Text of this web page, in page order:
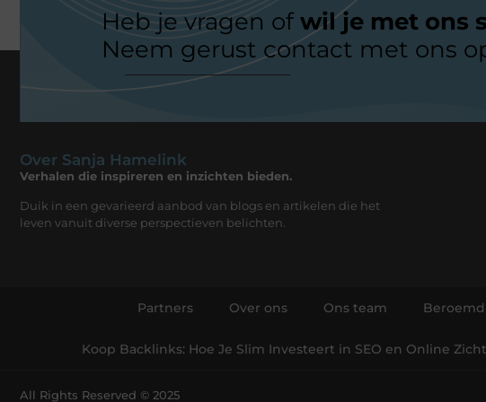
Heb je vragen ofwil je met ons
Neem gerust contact met ons
Over Sanja Hamelink
Verhalen die inspireren en inzichten bieden.
Duik in een gevarieerd aanbod van blogs en artikelen die het
leven vanuit diverse perspectieven belichten.
Partners Over ons Ons team
Koop Backlinks: Hoe Je Slim Investeert in SEO en Online
All Rights Reserved © 2025